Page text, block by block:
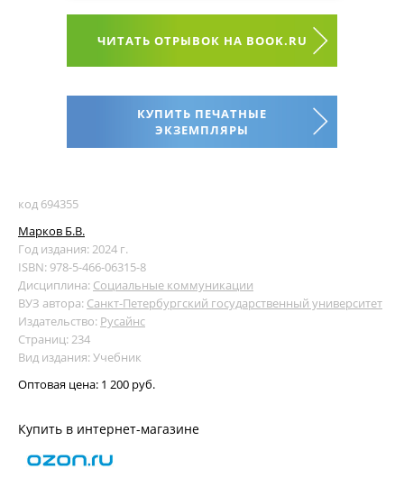
ЧИТАТЬ ОТРЫВОК НА BOOK.RU
КУПИТЬ ПЕЧАТНЫЕ
ЭКЗЕМПЛЯРЫ
код 694355
Марков Б.В.
Год издания: 2024 г.
ISBN: 978-5-466-06315-8
Дисциплина: Социальные коммуникации
ВУЗ автора: Санкт-Петербургский государственный университет
Издательство: Русайнс
Страниц: 234
Вид издания: Учебник
Оптовая цена: 1 200 руб.
Купить в интернет-магазине